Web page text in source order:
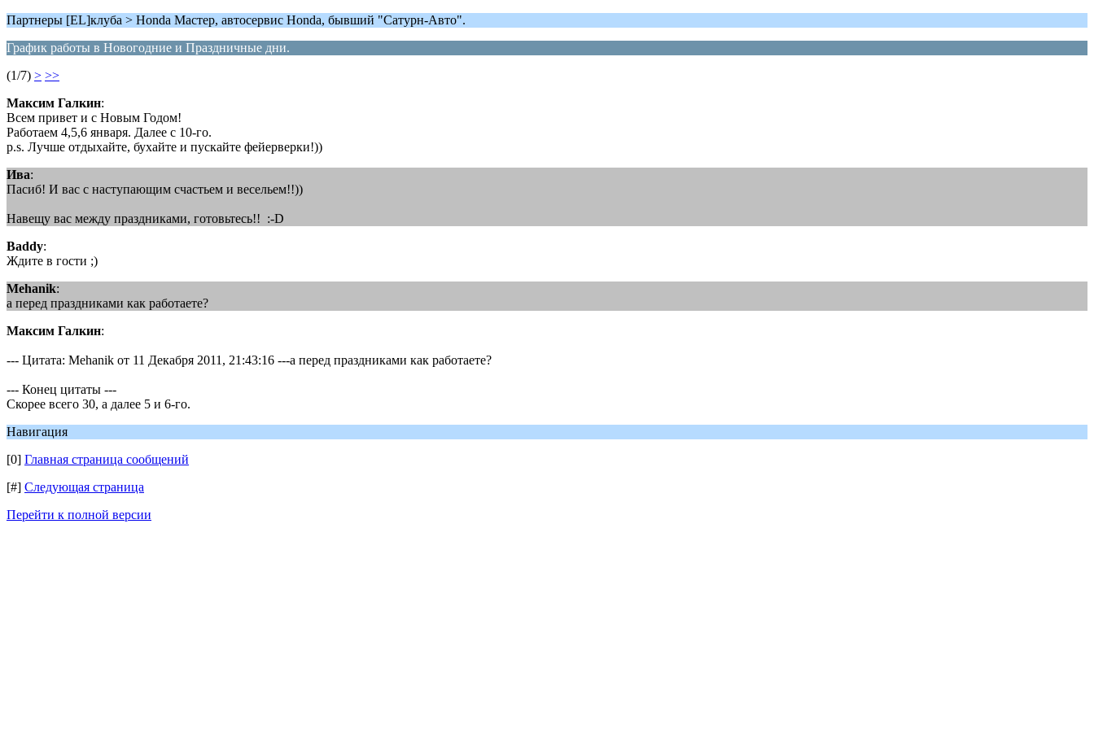
Партнеры [EL]клуба > Honda Мастер, автосервис Honda, бывший "Сатурн-Авто".
График работы в Новогодние и Праздничные дни.
(1/7) > >>
Максим Галкин:
Всем привет и с Новым Годом!
Работаем 4,5,6 января. Далее с 10-го.
p.s. Лучше отдыхайте, бухайте и пускайте фейерверки!))
Ива:
Пасиб! И вас с наступающим счастьем и весельем!!))
Навещу вас между праздниками, готовьтесь!! :-D
Baddy:
Ждите в гости ;)
Mehanik:
а перед праздниками как работаете?
Максим Галкин:
--- Цитата: Mehanik от 11 Декабря 2011, 21:43:16 ---а перед праздниками как работаете?
--- Конец цитаты ---
Скорее всего 30, а далее 5 и 6-го.
Навигация
[0] Главная страница сообщений
[#] Следующая страница
Перейти к полной версии